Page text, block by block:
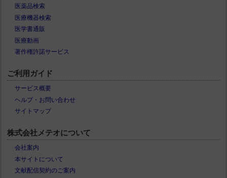
医薬品検索
医療機器検索
医学書通販
医療動画
著作権許諾サービス
ご利用ガイド
サービス概要
ヘルプ・お問い合わせ
サイトマップ
株式会社メテオについて
会社案内
本サイトについて
文献配信契約のご案内